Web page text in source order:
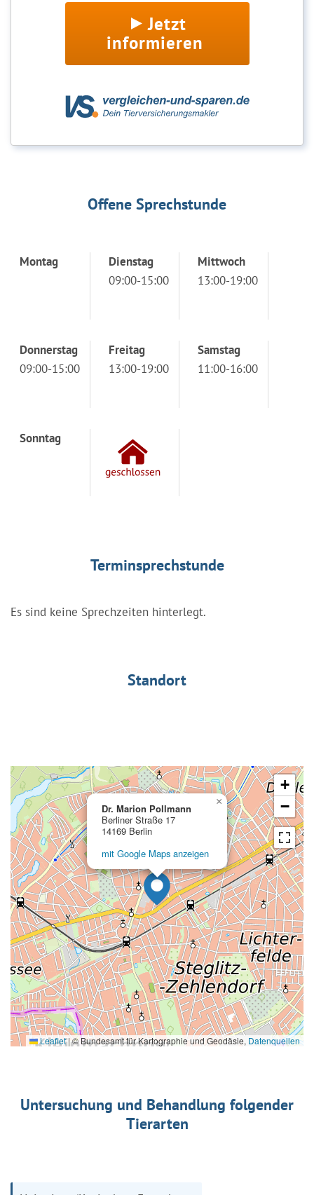
Jetzt
informieren
Offene Sprechstunde
Montag
Dienstag
09:00-15:00
Mittwoch
13:00-19:00
Donnerstag
09:00-15:00
Freitag
13:00-19:00
Samstag
11:00-16:00
Sonntag
Terminsprechstunde
Es sind keine Sprechzeiten hinterlegt.
Standort
Dr. Marion Pollmann
Berliner Straße 17
14169 Berlin
mit Google Maps anzeigen
×
+
−
Leaflet |© Bundesamt für Kartographie und Geodäsie, Datenquellen
Untersuchung und Behandlung folgender
Tierarten